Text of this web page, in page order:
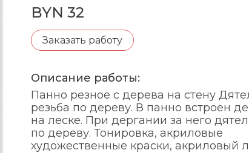
BYN 32
Заказать работу
Описание работы:
Панно резное с дерева на стену
резьба по дереву. В панно встроен
на леске. При дергании за него дятел
по дереву. Тонировка, акриловые
художественные краски, акриловый